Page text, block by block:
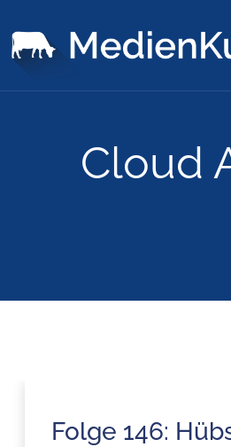
Cloud
Folge 146: